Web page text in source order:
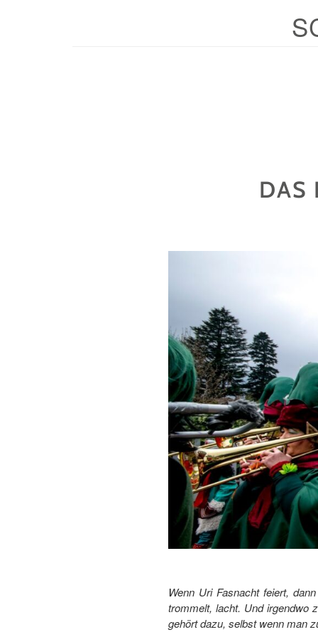
DAS
Wenn Uri Fasnacht feiert,
trommelt, lacht. Und irgendwo
gehört dazu, selbst wenn man